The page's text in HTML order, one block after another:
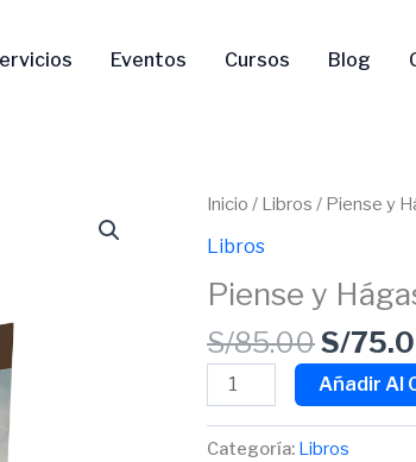
Eventos Cursos Blog
Inicio / Libros / Piense y
Libros
Piense y
S/85.00
El
era:
S/
S/
Piense
y
Rico
Añadir Al
Categoría: Libros